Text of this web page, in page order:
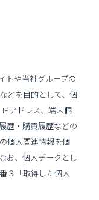
トや当社グループの
どを目的として、個
アドレス、端末個
歴・購買履歴などの
個人関連情報を個
お、個人データとし
３「取得した個人